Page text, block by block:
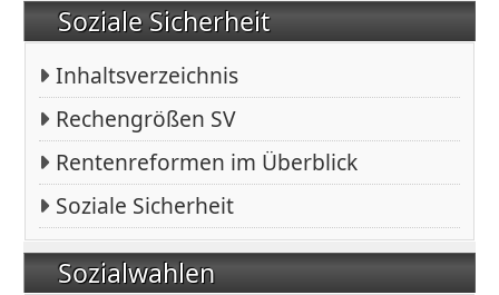
Soziale Sicherheit
Inhaltsverzeichnis
Rechengrößen SV
Rentenreformen im Überblick
Soziale Sicherheit
Sozialwahlen